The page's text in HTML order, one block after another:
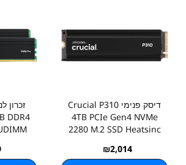
דיסק פנימי Crucial P310
4TB PCIe Gen4 NVMe
2280 M.2 SSD Heatsinc
₪2,014
DDR4